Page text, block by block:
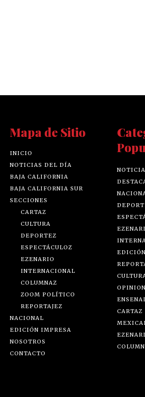
Mapa de Sitio
INICIO
NOTICIAS DEL DÍA
BAJA CALIFORNIA
BAJA CALIFORNIA SUR
SECCIONES
CARTAZ
CULTURA
DEPORTEZ
ESPECTÁCULOZ
EZENARIO
INTERNACIONAL
COLUMNAZ
ZOOM POLÍTICO
REPORTAJEZ
NACIONAL
EDICIÓN IMPRESA
NOSOTROS
CONTACTO
CARTAZ